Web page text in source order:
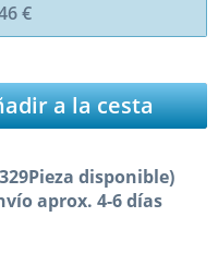
€
a la cesta
disponible)
aprox. 4-6 días